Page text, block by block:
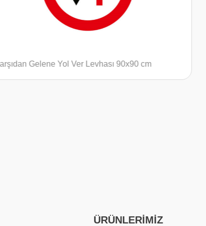
Girişi Olmayan Yol Levhası 90x90 cm
ÜRÜNLERİMİZ